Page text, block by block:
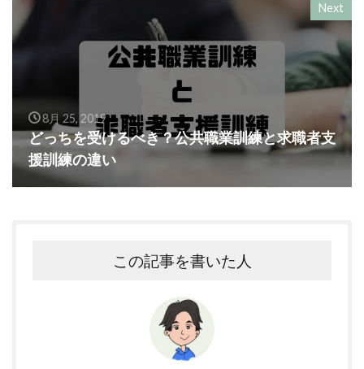
Next
8月 25, 2019
どっちを受けるべき？公共職業訓練と求職者支
援訓練の違い
この記事を書いた人